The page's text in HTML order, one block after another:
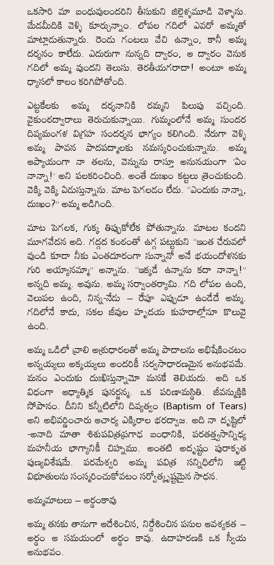
ఒకసారి మా బంధువులందరిని తీసుకుని జిల్లెళ్ళమూడి వెళ్ళాను.
మేడమీదికి వెళ్ళి కూర్చున్నాం. లోపల గదిలో ఎవరో అమ్మతో
మాట్లాడుతున్నారు. రెండు గంటలు వేచి ఉన్నాం, కానీ అమ్మ
దర్శనం కాలేదు. ఎదురుగా నున్నది ద్వారం, ఆ ద్వారం వెనుక
గదిలో అమ్మ వుందని తెలుసు. తెరతీయగరాదా! అంటూ అమ్మ
ధ్యాసలో కాలం కరిగిపోతోంది.
ఎట్టకేలకు అమ్మ దర్శనానికి రమ్మని పిలుపు వచ్చింది.
వైకుంఠద్వారాలు తెరుచుకున్నాయి. గుమ్మంలోనే అమ్మ సుందర
దివ్యమంగళ విగ్రహ సందర్శన భాగ్యం కలిగింది. నేరుగా వెళ్ళి
అమ్మ పావన పాదపద్మాలకు నమస్కరించుకున్నాను. అమ్మ
ఆప్యాయంగా నా తలను, వెన్నును రాస్తూ అనునయంగా ‘ఏం
నాన్నా!’ అని పలకరించింది. అంతే దుఃఖం కట్టలు త్రెంచుకుంది.
వెక్కి వెక్కి ఏడుస్తున్నాను. మాట పెగలడం లేదు. “ఎందుకు నాన్నా,
దుఃఖం?” అమ్మ అడిగింది.
మాట పెగలక, గుక్క తిప్పుకోలేక పోతున్నాను. మాటల కందని
మూగవేదన అది. గద్గద కంఠంతో ఉగ్గ పట్టుకుని “ఇంత చేరువలో
వుండి కూడా నీకు ఎంతదూరంగా సున్నానో అనే భయందోళనకు
గురి అయ్యానమ్మా” అన్నాను. “ఇక్కడే ఉన్నాను కదా నాన్నా!”
అన్నది అమ్మ. అవును. అమ్మ సర్వాంతర్యామి. గది లోపల ఉంది,
వెలుపల ఉంది, నిన్న-నేడు – రేపూ ఎప్పుడూ ఉండేదే అమ్మ.
గదిలోనే కాదు, సకల జీవుల హృదయ కుహరాల్లోనూ కొలువై
ఉంది.
అమ్మ ఒడిలో వ్రాలి అశ్రుధారలతో అమ్మ పాదాలను అభిషేకించటం
అన్నయ్యలు అక్కయ్యలు అందరికీ సర్వసాధారణమైన అనుభవమే.
మనం ఎందుకు దుఃఖిస్తున్నామో మనకే తెలియదు. అది ఒక
విధంగా ఆధ్యాత్మిక పునర్జన్మ. ఒక పరిణామస్థితి. జీవన్ముక్తికి
సోపానం. దీనిని కన్నీటిలోని దివ్యత్వం (Baptism of Tears)
అని అభివర్ణించారు ఆచార్య ఎక్కిరాల భరద్వాజ. అది నా దృష్టిలో
-అనాది మాతా శిశుపవిత్రప్రగాఢ బంధానికి, పరతత్త్వసాన్నిధ్య
మహనీయ భాగ్యానికీ చిహ్నము. అంతటి అదృష్టం పురాకృత
పుణ్యవిశేషమే. పరమేశ్వరి అమ్మ పవిత్ర సన్నిధిలోని ఇట్టి
విభూతులను సంస్మరించుకోవటం సర్వోత్కృష్టమైన సాధన.
అమ్మమాటలు – అర్థంకావు
అమ్మ తనకు తానుగా ఆదేశించిన, నిర్దేశించిన పనుల ఆవశ్యకత –
అర్థం ఆ సమయంలో అర్థం కావు. ఉదాహరణకి ఒక స్వీయ
అనుభవం.